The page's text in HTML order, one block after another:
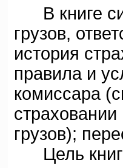
В книге
грузов,
история
правила и
комиссара
страховании
грузов);
Цель